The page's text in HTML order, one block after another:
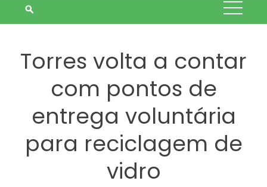
Torres volta a contar
com pontos de
entrega voluntária
para reciclagem de
vidro